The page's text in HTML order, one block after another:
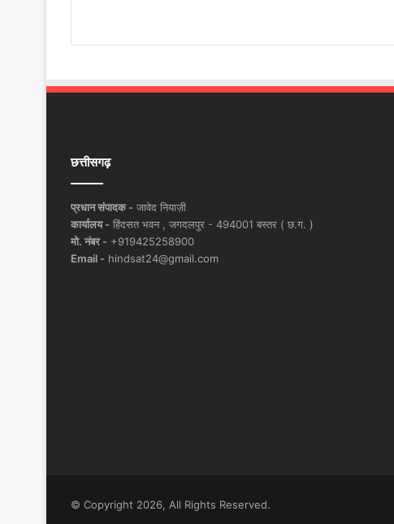
छत्तीसगढ़
प्रधान संपादक - जावेद नियाज़ी
कार्यालय - हिंदसत भवन , जगदलपुर - 494001 बस्तर ( छ.ग. )
मो. नंबर - +919425258900
Email - hindsat24@gmail.com
© Copyright 2026, All Rights Reserved.